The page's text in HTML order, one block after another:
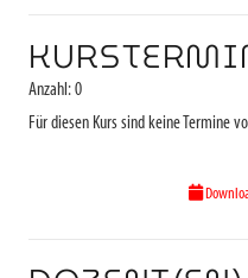
Anzahl: 0
Für diesen Kurs sind keine Termine